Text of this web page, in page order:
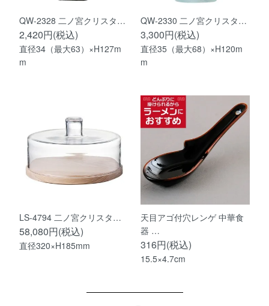
QW-2328 二ノ宮クリスタ…
2,420円(税込)
直径34（最大63）×H127m
m
QW-2330 二ノ宮クリスタ…
3,300円(税込)
直径35（最大68）×H120m
m
LS-4794 二ノ宮クリスタ…
58,080円(税込)
直径320×H185mm
天目アゴ付穴レンゲ 中華食
器 …
316円(税込)
15.5×4.7cm